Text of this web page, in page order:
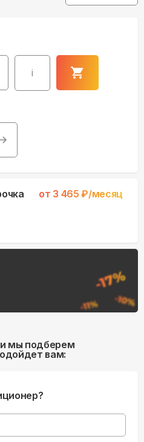
i
от 3 465 ₽/месяц
мы подберем
вам: